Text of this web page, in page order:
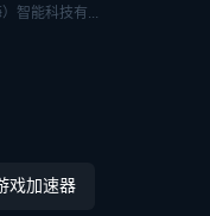
智能科技有...
戏加速器